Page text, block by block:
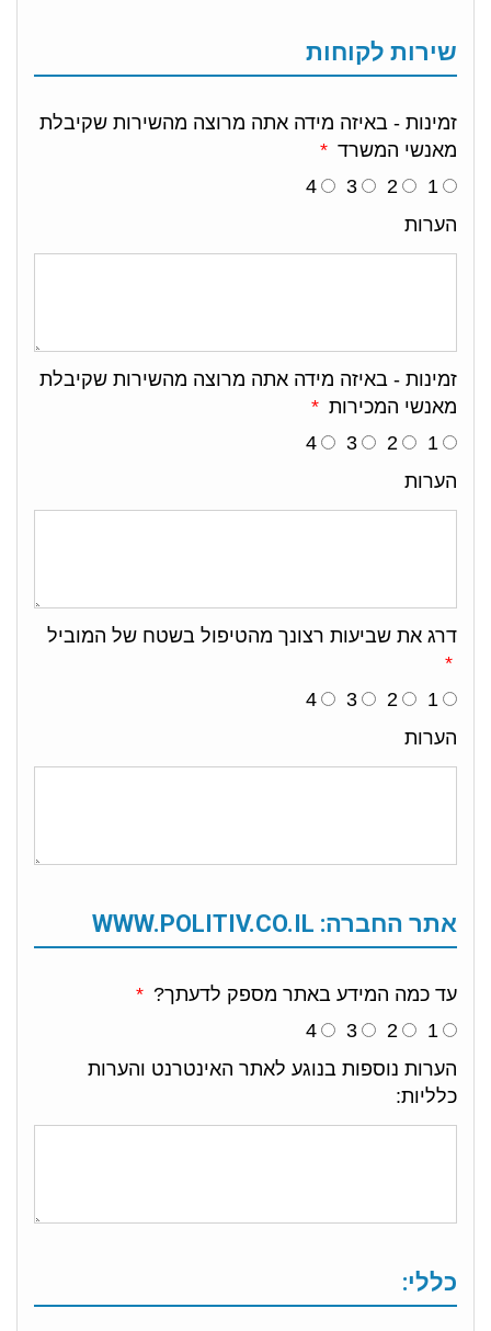
שירות לקוחות
זמינות - באיזה מידה אתה מרוצה מהשירות שקיבלת
מאנשי המשרד
1
2
3
4
הערות
זמינות - באיזה מידה אתה מרוצה מהשירות שקיבלת
מאנשי המכירות
1
2
3
4
הערות
דרג את שביעות רצונך מהטיפול בשטח של המוביל
1
2
3
4
הערות
אתר החברה: WWW.POLITIV.CO.IL
עד כמה המידע באתר מספק לדעתך?
1
2
3
4
הערות נוספות בנוגע לאתר האינטרנט והערות
כלליות:
כללי: